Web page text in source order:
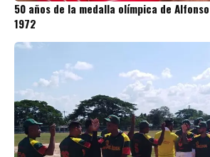
50 años de la medalla olímpica de
1972